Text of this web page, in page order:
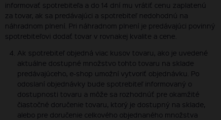
informovať spotrebiteľa a do 14 dní mu vrátiť cenu zaplatenú
za tovar, ak sa predávajúci a spotrebiteľ nedohodnú na
náhradnom plnení. Pri náhradnom plnení je predávajúci povinný
spotrebiteľovi dodať tovar v rovnakej kvalite a cene.
Ak spotrebiteľ objedná viac kusov tovaru, ako je uvedené
aktuálne dostupné množstvo tohto tovaru na sklade
predávajúceho, e-shop umožní vytvoriť objednávku. Po
odoslaní objednávky bude spotrebiteľ informovaný o
dostupnosti tovaru a môže sa rozhodnúť pre okamžité
čiastočné doručenie tovaru, ktorý je dostupný na sklade,
alebo pre doručenie celkového objednaného množstva